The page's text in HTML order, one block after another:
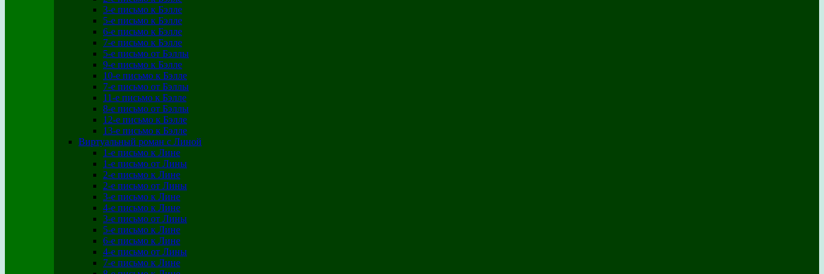
3-е письмо к Бэлле
5-е письмо к Бэлле
6-е письмо к Бэлле
7-е письмо к Бэлле
5-е письмо от Бэллы
9-е письмо к Бэлле
10-е письмо к Бэлле
7-е письмо от Бэллы
11-е письмо к Бэлле
8-е письмо от Бэллы
12-е письмо к Бэлле
13-е письмо к Бэлле
Виртуальный роман с Линой
1-е письмо к Лине
1-е письмо от Лины
2-е письмо к Лине
2-е письмо от Лины
3-е письмо к Лине
4-е письмо к Лине
3-е письмо от Лины
5-е письмо к Лине
6-е письмо к Лине
4-е письмо от Лины
7-е письмо к Лине